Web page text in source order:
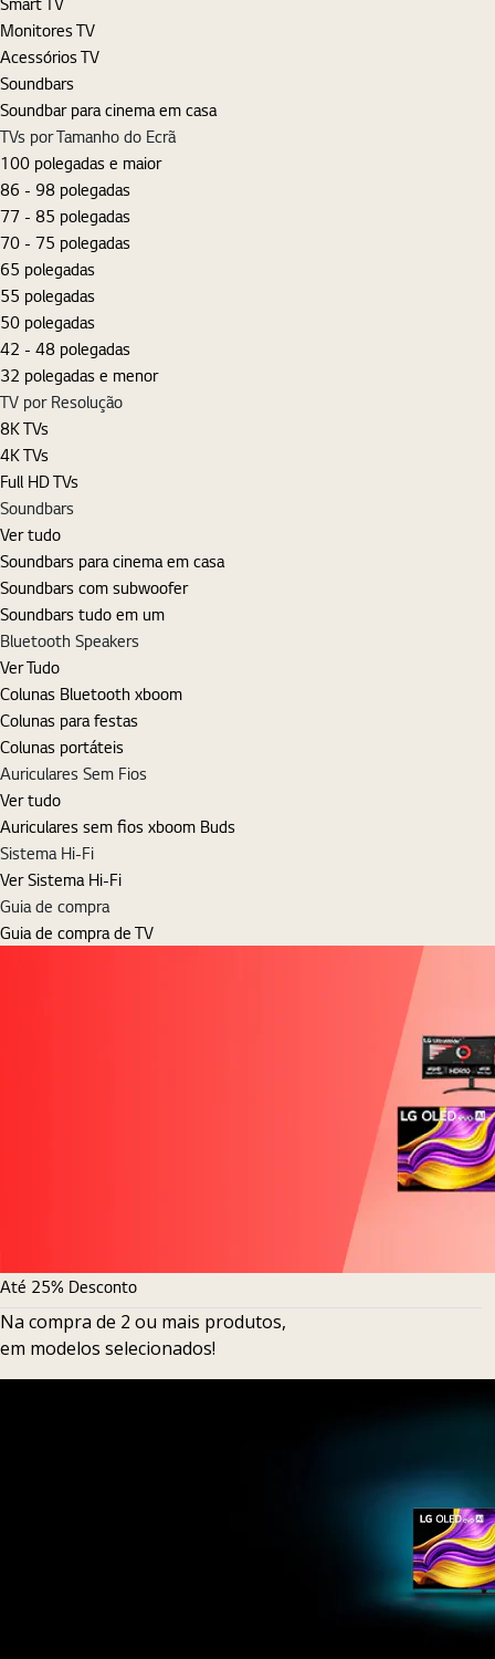
Monitores TV
Acessórios TV
Soundbars
Soundbar para cinema em casa
TVs por Tamanho do Ecrã
100 polegadas e maior
86 - 98 polegadas
77 - 85 polegadas
70 - 75 polegadas
65 polegadas
55 polegadas
50 polegadas
42 - 48 polegadas
32 polegadas e menor
TV por Resolução
8K TVs
4K TVs
Full HD TVs
Soundbars
Ver tudo
Soundbars para cinema em casa
Soundbars com subwoofer
Soundbars tudo em um
Bluetooth Speakers
Ver Tudo
Colunas Bluetooth xboom
Colunas para festas
Colunas portáteis
Auriculares Sem Fios
Ver tudo
Auriculares sem fios xboom Buds
Sistema Hi-Fi
Ver Sistema Hi-Fi
Guia de compra
Guia de compra de TV
Até 25% Desconto
Na compra de 2 ou mais produtos,
em modelos selecionados!